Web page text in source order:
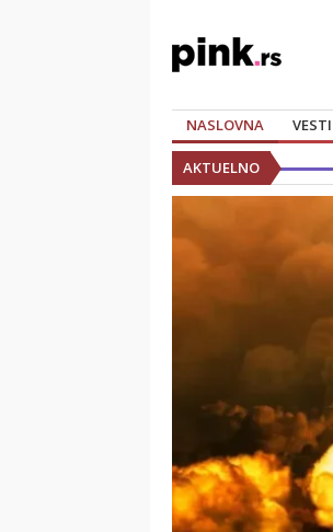
NASLOVNA VESTI
AKTUELNO